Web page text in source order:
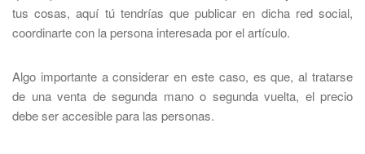
tus cosas, aquí tú tendrías que publicar en dicha red social,
coordinarte con la persona interesada por el artículo.
Algo importante a considerar en este caso, es que, al tratarse
de una venta de segunda mano o segunda vuelta, el precio
debe ser accesible para las personas.